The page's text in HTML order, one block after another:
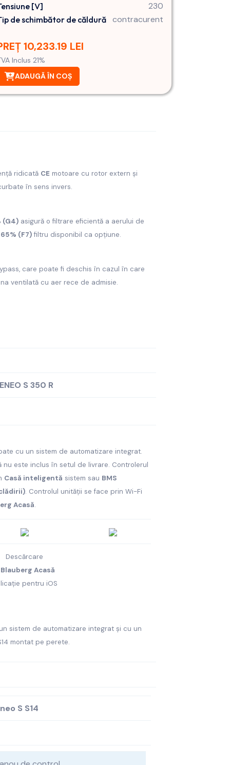
[V] 230
de schimbător de căldură contracurent
10,233.19 LEI
Inclus 21%
ADAUGĂ ÎN COȘ
ridicată CE motoare cu rotor extern și
în sens invers.
(G4) asigură o filtrare eficientă a aerului de
65% (F7)filtru disponibil ca opțiune.
care poate fi deschis în cazul în care
ventilată cu aer rece de admisie.
S 350 R
cu un sistem de automatizare integrat.
este inclus în setul de livrare. Controlerul
Casă inteligentă sistem sau BMS
. Controlul unității se face prin Wi-Fi
Acasă.
Descărcare
Blauberg Acasă
pentru iOS
sistem de automatizare integrat și cu un
montat pe perete.
S S14